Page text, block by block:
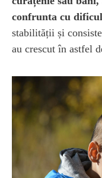
confrunta cu
stabilității și
au crescut în astfel